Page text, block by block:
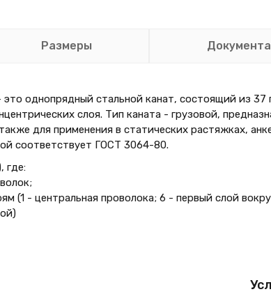
Размеры
однопрядный стальной канат, состоящий из 37
слоя. Тип каната - грузовой,
для применения в статических растяжках,
соответствует ГОСТ 3064-80.
где:
(1 - центральная проволока; 6 - первый слой